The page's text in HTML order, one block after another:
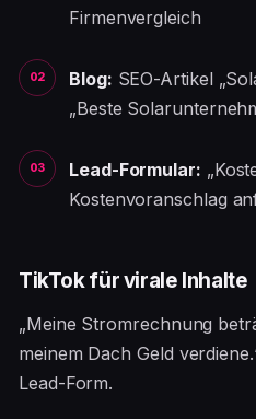
Firmenvergleich
Blog: SEO-Artikel
„Beste
Lead-Formular:
Kostenvoranschlag
TikTok für virale Inhalte
„Meine Stromrechnung
meinem Dach Geld
Lead-Form.